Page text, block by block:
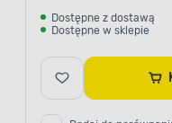
Dostępne z dostawą
Dostępne w sklepie